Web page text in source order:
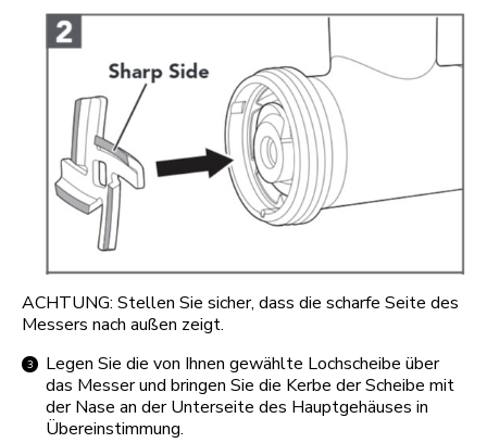
ACHTUNG: Stellen Sie sicher, dass die scharfe Seite des
Messers nach außen zeigt.
Legen Sie die von Ihnen gewählte Lochscheibe über
das Messer und bringen Sie die Kerbe der Scheibe mit
der Nase an der Unterseite des Hauptgehäuses in
Übereinstimmung.